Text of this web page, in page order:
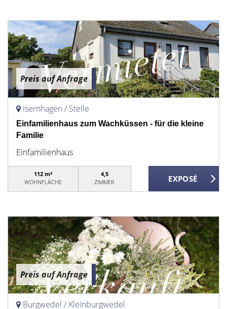
Preis auf Anfrage
Isernhagen / Stelle
Einfamilienhaus zum Wachküssen - für die kleine
Familie
Einfamilienhaus
112 m²
WOHNFLÄCHE
4,5
ZIMMER
Preis auf Anfrage
Burgwedel / Kleinburgwedel